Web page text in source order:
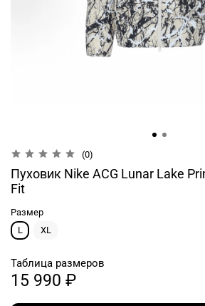
(0)
Пуховик Nike ACG Lunar Lake
Fit
Размер
L
XL
Таблица размеров
15 990 ₽